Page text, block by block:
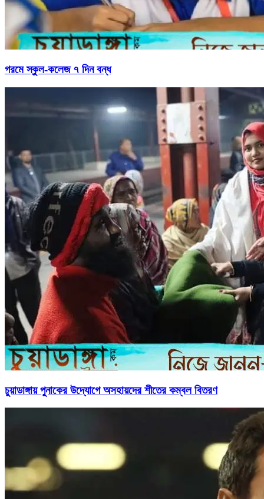
গরমে স্কুল-কলেজ ৭ দিন বন্ধ
চুয়াডাঙ্গায় পুনাকের উদ্যোগে অসহায়দের শীতের কম্বল বিতরণ